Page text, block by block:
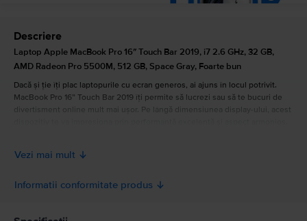
Descriere
Laptop Apple MacBook Pro 16″ Touch Bar 2019, i7 2.6 GHz, 32 GB,
AMD Radeon Pro 5500M, 512 GB, Space Gray, Foarte bun
Dacă și ție îți plac laptopurile cu ecran generos, ai ajuns în locul potrivit.
MacBook Pro 16” Touch Bar 2019 îți permite să lucrezi sau să te bucuri de
divertisment online mult mai ușor. Pe lângă dimensiunea display-ului, acest
greutate de 2 kg. În plus, prin intermediul Touch Bar poți să accesezi mult
Privește conținutul tău preferat pe ecranul Retina de 16 inchi, cu
Vezi mai mult
Informatii conformitate produs